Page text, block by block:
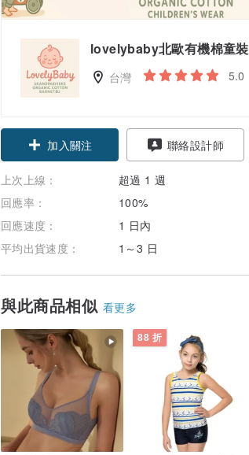
lovelybaby北歐有機棉童裝
台灣 5.0
加入關注 聯絡設計師
上次上線：
超過 1 週
回應率：
100%
回應速度：
1 日內
平均出貨速度：
1～3 日
與此商品相似 看更多
88 折